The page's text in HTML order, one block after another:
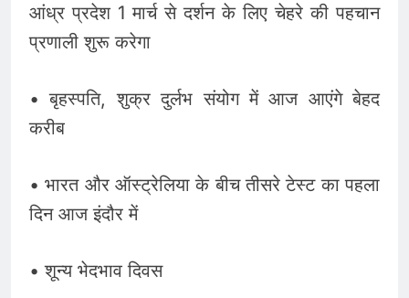
आंध्र प्रदेश 1 मार्च से दर्शन के लिए चेहरे की पहचान
प्रणाली शुरू करेगा
• बृहस्पति, शुक्र दुर्लभ संयोग में आज आएंगे बेहद
करीब
• भारत और ऑस्ट्रेलिया के बीच तीसरे टेस्ट का पहला
दिन आज इंदौर में
• शून्य भेदभाव दिवस